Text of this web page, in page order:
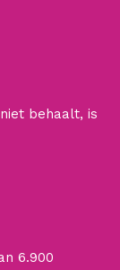
behaalt, is
6.900